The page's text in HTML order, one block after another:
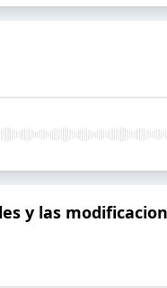
y las